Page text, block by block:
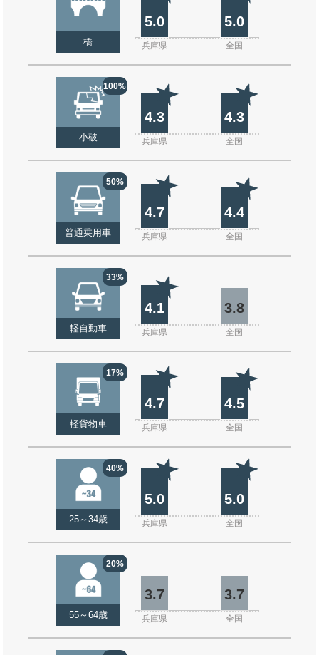
橋
5.0 5.0
兵庫県 全国
100%
小破
4.3 4.3
兵庫県 全国
50%
普通乗用車
4.7 4.4
兵庫県 全国
33%
軽自動車
4.1 3.8
兵庫県 全国
17%
軽貨物車
4.7 4.5
兵庫県 全国
40%
25～34歳
5.0 5.0
兵庫県 全国
20%
55～64歳
3.7 3.7
兵庫県 全国